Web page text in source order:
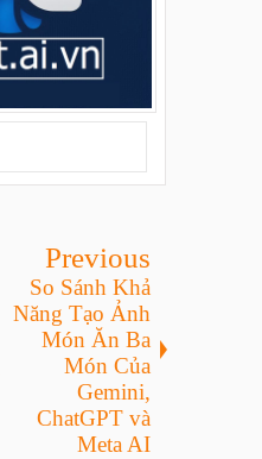
Previous
So Sánh Khả
Năng Tạo Ảnh
Món Ăn Ba
Món Của
Gemini,
ChatGPT và
Meta AI